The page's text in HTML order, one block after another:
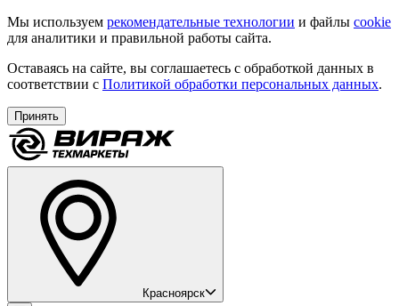
Мы используем рекомендательные технологии и файлы cookie
для аналитики и правильной работы сайта.
Оставаясь на сайте, вы соглашаетесь с обработкой данных в
соответствии с Политикой обработки персональных данных.
Принять
Красноярск